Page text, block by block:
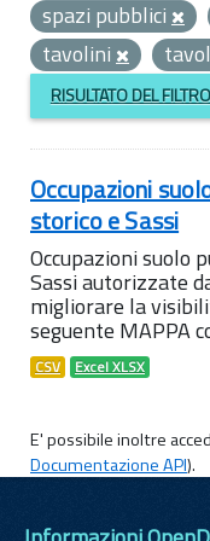
spazi pubblici
tavolini
RISULTATO DEL FILTRO
Occupazioni
storico e Sassi
Occupazioni suolo
Sassi autorizzate
migliorare la
seguente MAPPA
CSV Excel XLSX
E' possibile inoltre
Documentazione API).